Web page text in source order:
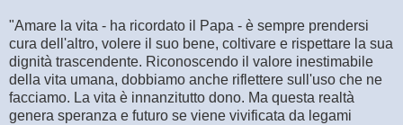
"Amare la vita - ha ricordato il Papa - è sempre prendersi
cura dell'altro, volere il suo bene, coltivare e rispettare la sua
dignità trascendente. Riconoscendo il valore inestimabile
della vita umana, dobbiamo anche riflettere sull'uso che ne
facciamo. La vita è innanzitutto dono. Ma questa realtà
genera speranza e futuro se viene vivificata da legami